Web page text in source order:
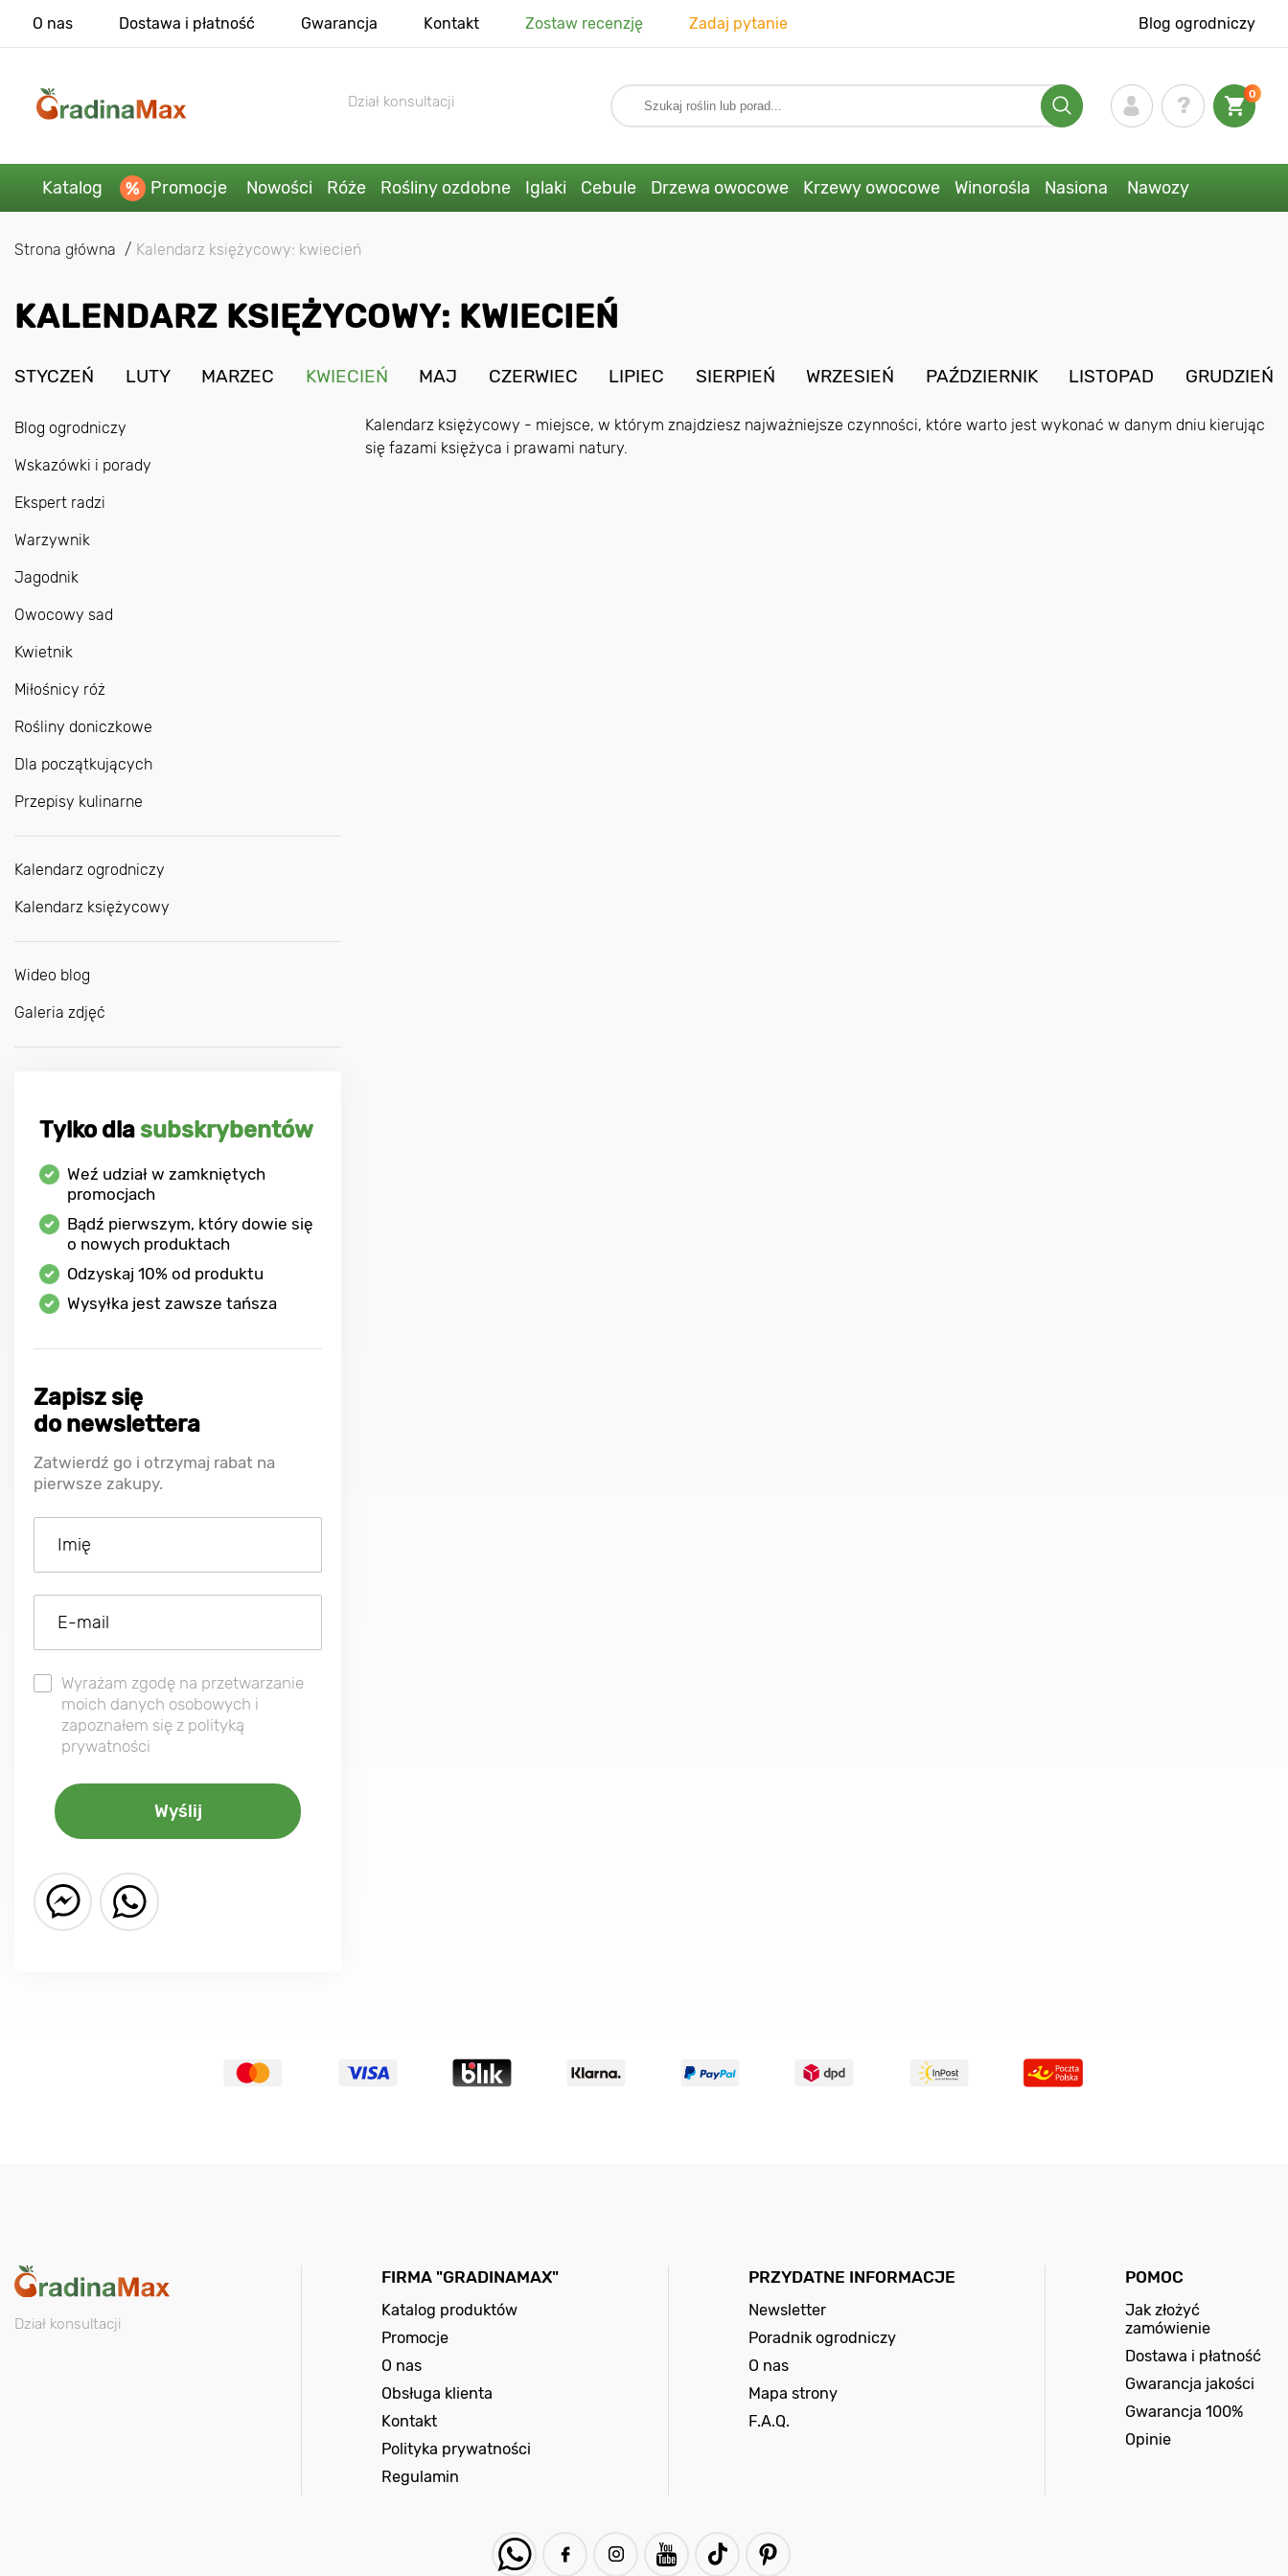
O nas Dostawa i płatność Gwarancja Kontakt Zostaw recenzję Zadaj pytanie Blog ogrodniczy
Dział konsultacji 0
Katalog Promocje Nowości Róże Rośliny ozdobne Iglaki Cebule Drzewa owocowe Krzewy owocowe Winorośla Nasiona Nawozy
Strona główna Kalendarz księżycowy: kwiecień
KALENDARZ KSIĘŻYCOWY: KWIECIEŃ
STYCZEŃ LUTY MARZEC KWIECIEŃ MAJ CZERWIEC LIPIEC SIERPIEŃ WRZESIEŃ PAŹDZIERNIK LISTOPAD GRUDZIEŃ
Blog ogrodniczy
Wskazówki i porady
Ekspert radzi
Warzywnik
Jagodnik
Owocowy sad
Kwietnik
Miłośnicy róż
Rośliny doniczkowe
Dla początkujących
Przepisy kulinarne
Kalendarz ogrodniczy
Kalendarz księżycowy
Wideo blog
Galeria zdjęć
Tylko dla subskrybentów
Weź udział w zamkniętych
promocjach
Bądź pierwszym, który dowie się
o nowych produktach
Odzyskaj 10% od produktu
Wysyłka jest zawsze tańsza
Zapisz się
do newslettera
Zatwierdź go i otrzymaj rabat na
pierwsze zakupy.
Wyrażam zgodę na przetwarzanie
moich danych osobowych i
zapoznałem się z polityką
prywatności
Kalendarz księżycowy - miejsce, w którym znajdziesz najważniejsze czynności, które warto jest wykonać w danym dniu kierując
się fazami księżyca i prawami natury.
Dział konsultacji
FIRMA "GRADINAMAX"
Katalog produktów
Promocje
O nas
Obsługa klienta
Kontakt
Polityka prywatności
Regulamin
PRZYDATNE INFORMACJE
Newsletter
Poradnik ogrodniczy
O nas
Mapa strony
F.A.Q.
POMOC
Jak złożyć
zamówienie
Dostawa i płatność
Gwarancja jakości
Gwarancja 100%
Opinie